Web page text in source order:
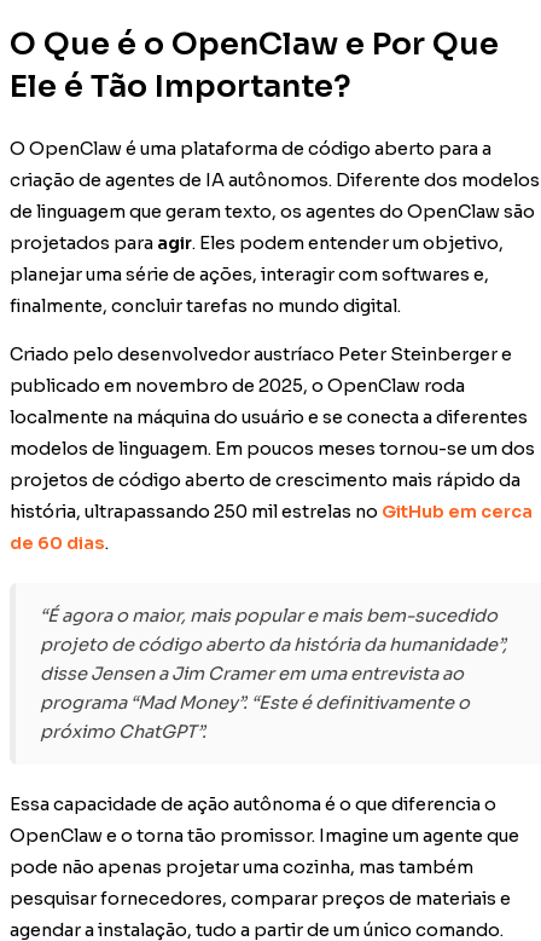
O Que é o OpenClaw e Por Que
Ele é Tão Importante?
O OpenClaw é uma plataforma de código aberto para a
criação de agentes de IA autônomos. Diferente dos modelos
de linguagem que geram texto, os agentes do OpenClaw são
projetados para agir. Eles podem entender um objetivo,
planejar uma série de ações, interagir com softwares e,
finalmente, concluir tarefas no mundo digital.
Criado pelo desenvolvedor austríaco Peter Steinberger e
publicado em novembro de 2025, o OpenClaw roda
localmente na máquina do usuário e se conecta a diferentes
modelos de linguagem. Em poucos meses tornou-se um dos
projetos de código aberto de crescimento mais rápido da
história, ultrapassando 250 mil estrelas no GitHub em cerca
de 60 dias.
“É agora o maior, mais popular e mais bem-sucedido
projeto de código aberto da história da humanidade”,
disse Jensen a Jim Cramer em uma entrevista ao
programa “Mad Money”. “Este é definitivamente o
próximo ChatGPT”.
Essa capacidade de ação autônoma é o que diferencia o
OpenClaw e o torna tão promissor. Imagine um agente que
pode não apenas projetar uma cozinha, mas também
pesquisar fornecedores, comparar preços de materiais e
agendar a instalação, tudo a partir de um único comando.